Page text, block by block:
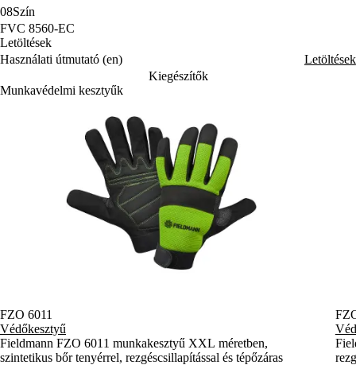
08Szín
FVC 8560-EC
Letöltések
Használati útmutató (en)
Letöltések
Kiegészítők
Munkavédelmi kesztyűk
FZO 6011
Védőkesztyű
Fieldmann FZO 6011 munkakesztyű XXL méretben,
szintetikus bőr tenyérrel, rezgéscsillapítással és tépőzáras